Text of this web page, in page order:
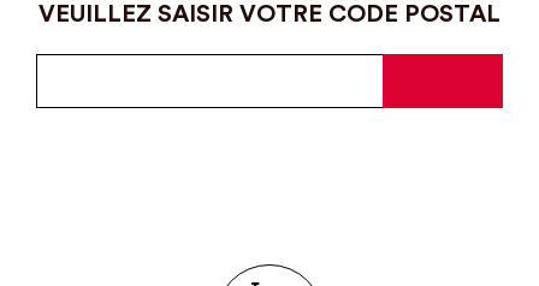
VEUILLEZ SAISIR VOTRE CODE POSTAL